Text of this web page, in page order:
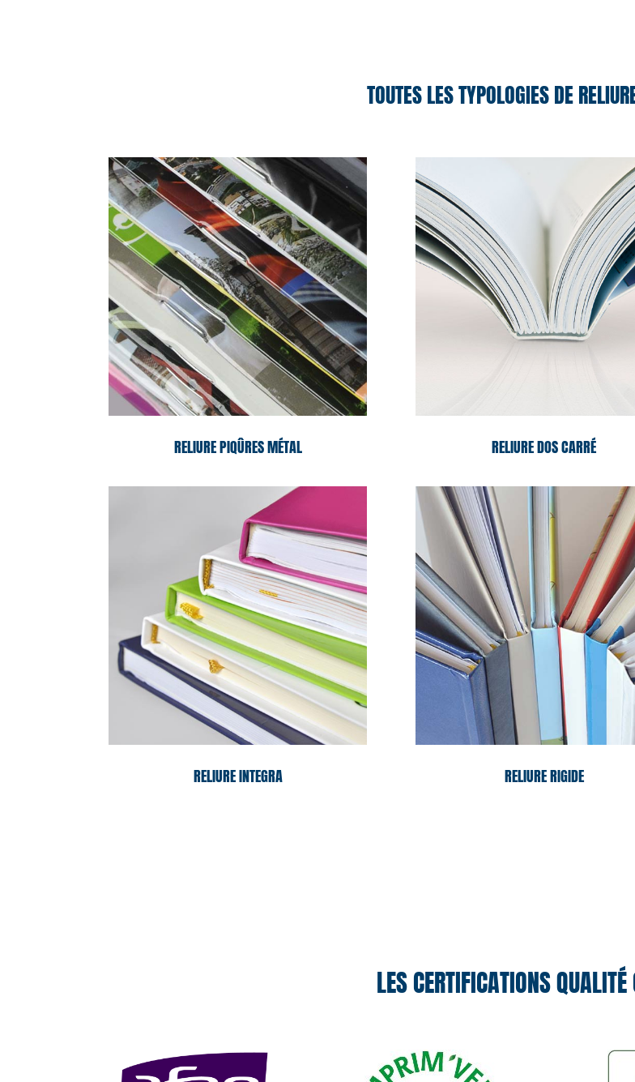
TOUTES LES TYPOLOGIES DE
RELIURE PIQÛRES MÉTAL
RELIURE INTEGRA
RELIURE DOS CARRÉ
RELIURE RIGIDE
LES CERTIFICATIONS